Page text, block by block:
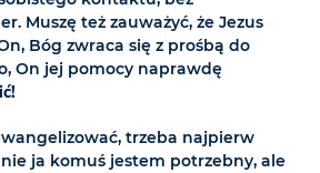
Muszę też zauważyć, że Jezus
Bóg zwraca się z prośbą do
On jej pomocy naprawdę
trzeba najpierw
ja komuś jestem potrzebny, ale